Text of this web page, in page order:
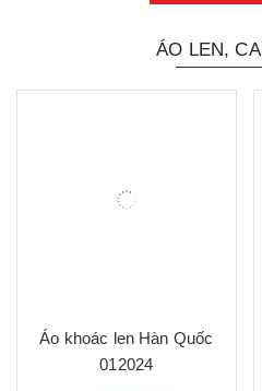
ÁO LEN,
Áo khoác len Hàn Quốc
012024